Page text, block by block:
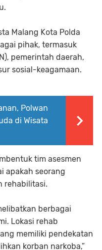
Malang Kota Polda
pihak, termasuk
pemerintah daerah,
sosial-keagamaan.
Polwan
di Wisata
tim asesmen
apakah seorang
rehabilitasi.
berbagai
Lokasi rehab
memiliki pendekatan
korban narkoba,”